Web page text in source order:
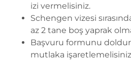
izi vermelisiniz.
Schengen vizesi
az 2 tane boş yaprak
Başvuru formunu
mutlaka